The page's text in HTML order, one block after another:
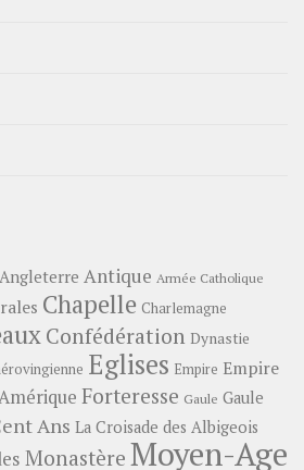
Angleterre Antique Armée Catholique
Chapelle Charlemagne
Confédération Dynastie
Eglises Empire Empire
Forteresse Gaule Gaule
Ans La Croisade des Albigeois
Monastère Moyen-Age